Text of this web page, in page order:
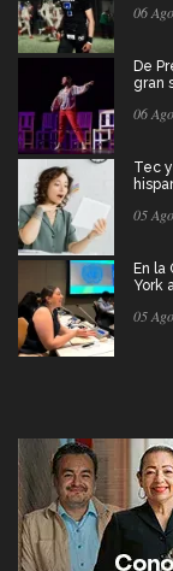
06
De
gran
06
Tec
05
En la
York
05